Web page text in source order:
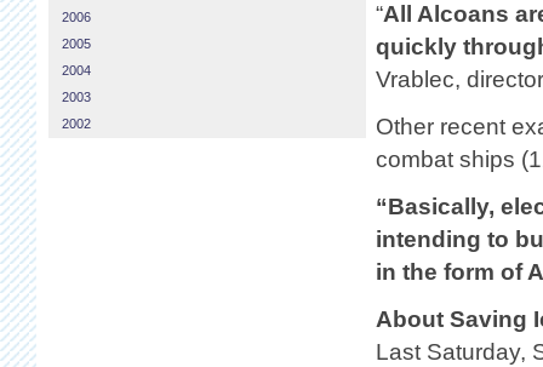
“All Alcoans
quickly
Vrablec,
Other recent
combat ships
“Basically,
intending to
in the form of
About Saving
Last Saturday,
2006
2005
2004
2003
2002